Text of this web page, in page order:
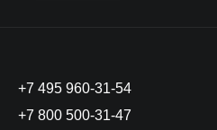
+7 495 960-31-54
+7 800 500-31-47